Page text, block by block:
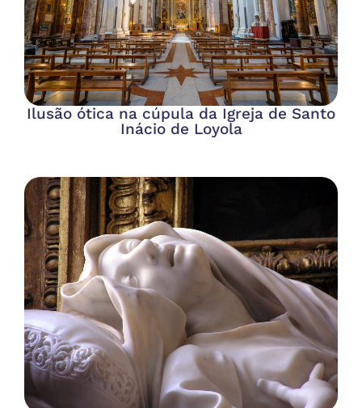
Ilusão ótica na cúpula da Igreja de Santo
Inácio de Loyola